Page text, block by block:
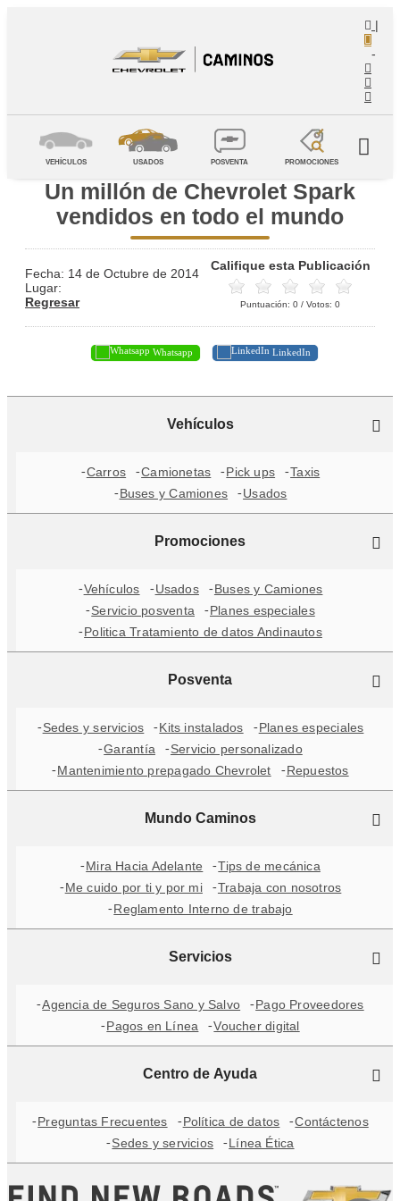
|
-
VEHÍCULOS USADOS POSVENTA PROMOCIONES
Un millón de Chevrolet Spark
vendidos en todo el mundo
Fecha: 14 de Octubre de 2014
Lugar:
Regresar
Califique esta Publicación
Puntuación: 0 / Votos: 0
Whatsapp LinkedIn
Vehículos
Carros Camionetas Pick ups
Taxis
Buses y Camiones
Usados
Promociones
Vehículos Usados
Buses y Camiones
Servicio posventa
Planes especiales
Politica Tratamiento de datos Andinautos
Posventa
Sedes y servicios Kits instalados
Planes especiales
Garantía
Servicio personalizado
Mantenimiento prepagado Chevrolet
Repuestos
Mundo Caminos
Mira Hacia Adelante
Tips de mecánica
Me cuido por ti y por mi
Trabaja con nosotros
Reglamento Interno de trabajo
Servicios
Agencia de Seguros Sano y Salvo
Pago Proveedores
Pagos en Línea
Voucher digital
Centro de Ayuda
Preguntas Frecuentes Política de datos
Contáctenos
Sedes y servicios
Línea Ética